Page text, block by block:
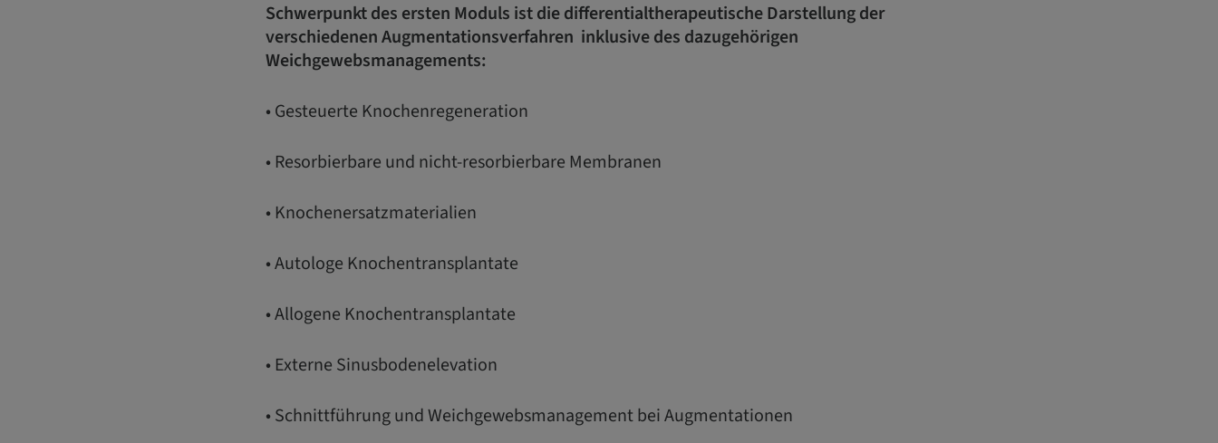
Schwerpunkt des ersten Moduls ist die differentialtherapeutische Darstellung der
verschiedenen Augmentationsverfahren inklusive des dazugehörigen
Weichgewebsmanagements:
• Gesteuerte Knochenregeneration
• Resorbierbare und nicht-resorbierbare Membranen
• Knochenersatzmaterialien
• Autologe Knochentransplantate
• Allogene Knochentransplantate
• Externe Sinusbodenelevation
• Schnittführung und Weichgewebsmanagement bei Augmentationen